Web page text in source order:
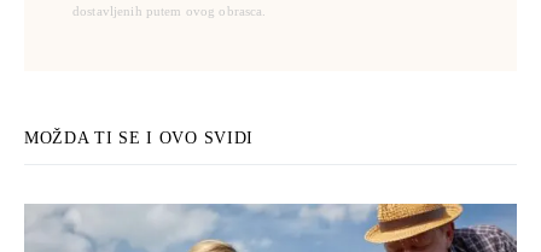
dostavljenih putem ovog obrasca.
MOŽDA TI SE I OVO SVIDI